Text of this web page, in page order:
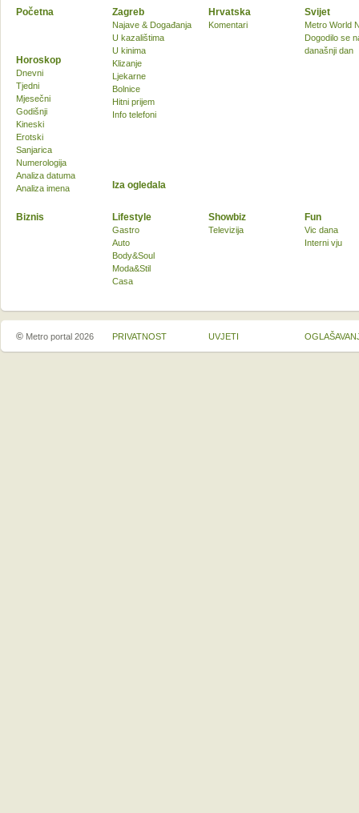
Početna Zagreb
Najave & Događanja
U kazalištima
U kinima
Klizanje
Ljekarne
Bolnice
Hitni prijem
Info telefoni
Hrvatska
Komentari
Svijet
Metro World
Dogodilo se
današnji dan
Biznis Lifestyle
Gastro
Auto
Body&Soul
Moda&Stil
Casa
Showbiz
Televizija
Fun
Vic dana
Interni vju
Horoskop
Dnevni
Tjedni
Mjesečni
Godišnji
Kineski
Erotski
Sanjarica
Numerologija
Analiza datuma
Analiza imena
Iza ogledala
© Metro portal 2026 PRIVATNOST UVJETI